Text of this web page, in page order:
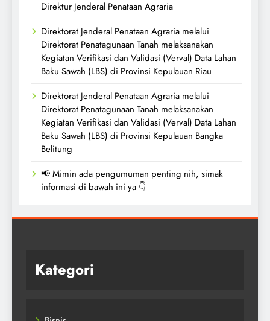
Direktur Jenderal Penataan Agraria
Direktorat Jenderal Penataan Agraria melalui
Direktorat Penatagunaan Tanah melaksanakan
Kegiatan Verifikasi dan Validasi (Verval) Data Lahan
Baku Sawah (LBS) di Provinsi Kepulauan Riau
Direktorat Jenderal Penataan Agraria melalui
Direktorat Penatagunaan Tanah melaksanakan
Kegiatan Verifikasi dan Validasi (Verval) Data Lahan
Baku Sawah (LBS) di Provinsi Kepulauan Bangka
Belitung
📢 Mimin ada pengumuman penting nih, simak
informasi di bawah ini ya 👇
Kategori